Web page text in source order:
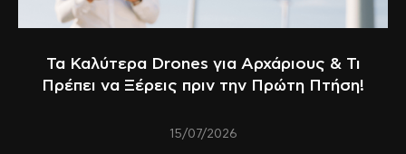
Τα Καλύτερα Drones για Αρχάριους & Τι
Πρέπει να Ξέρεις πριν την Πρώτη Πτήση!
15/07/2026